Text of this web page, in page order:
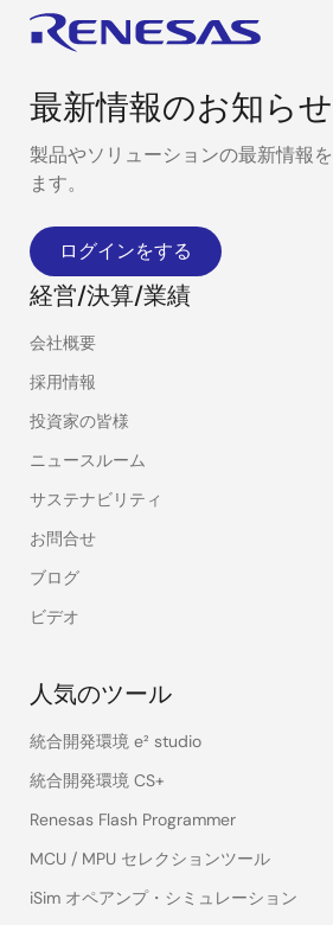
最新情報のお知ら
製品やソリューションの最新情報
ます。
ログインをする
経営/決算/業績
会社概要
採用情報
投資家の皆様
ニュースルーム
サステナビリティ
お問合せ
ブログ
ビデオ
人気のツール
統合開発環境 e² studio
統合開発環境 CS+
Renesas Flash Programmer
MCU / MPU セレクションツール
iSim オペアンプ・シミュレーション